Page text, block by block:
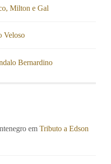
Milton e Gal
Veloso
Bernardino
emTributo a Edson